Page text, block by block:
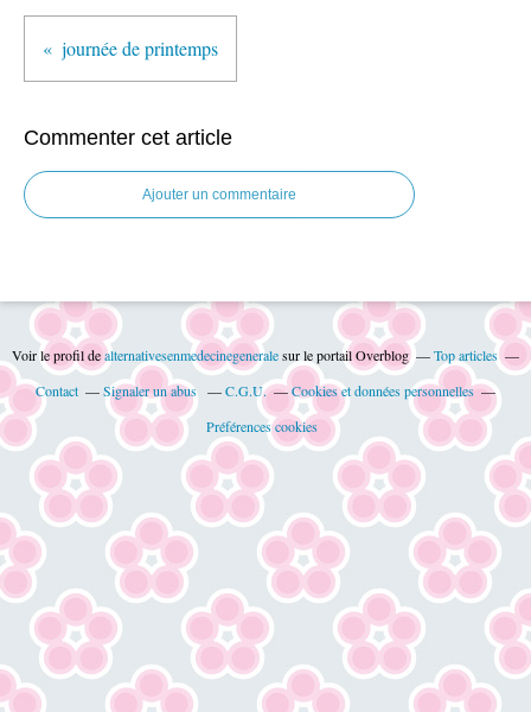
journée de printemps
Commenter cet article
Ajouter un commentaire
Voir le profil dealternativesenmedecinegeneralesur le portail Overblog
Top articles
Contact
Signaler un abus C.G.U.
Cookies et données personnelles
Préférences cookies